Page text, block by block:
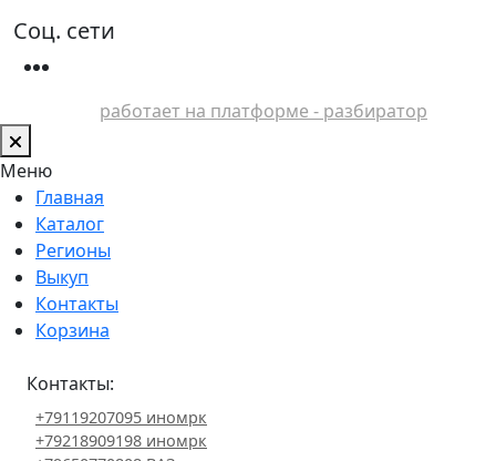
Соц. сети
работает на платформе - разбиратор
Меню
Главная
Каталог
Регионы
Выкуп
Контакты
Корзина
Контакты:
+79119207095 иномрк
+79218909198 иномрк